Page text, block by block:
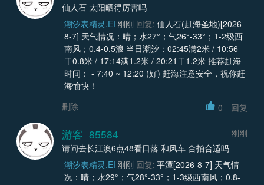
仙人石 太阳晒得厉害吗
潮汐表精灵.EI 刚刚 回复: 仙人石(赶海圣地)[2026-
8-7] 天气情况：晴；水27°；气26°-33°；1-2级西
南风；0.4-0.5浪 当日潮汐：02:45满2米 / 10:56
干0.8米 / 17:14满1.2米 / 20:21干1.2米 推荐赶海
时间： - 7:40 ~ 12:20 (好) 赶海注意安全，祝你赶
海愉快！
删除
0 回复
游客_85584
刚刚
请问去长江澳6点48看日落 和风车 合拍合适吗
潮汐表精灵.EI 刚刚 回复: 平潭[2026-8-7] 天气情
况：晴；水29°；气28°-33°；1-3级西南风；0.8-